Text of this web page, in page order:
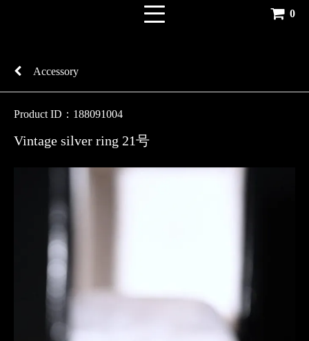
0
Accessory
Product ID：188091004
Vintage silver ring 21号